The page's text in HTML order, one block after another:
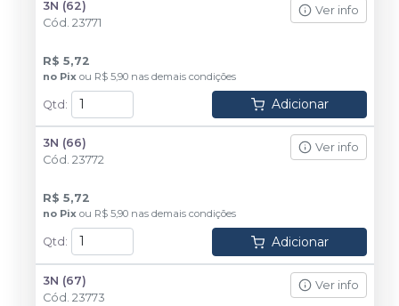
3N (62)
Cód. 23771
Ver info
R$ 5,72
no Pix ou R$ 5,90 nas demais condições
Qtd: Adicionar
3N (66)
Cód. 23772
Ver info
R$ 5,72
no Pix ou R$ 5,90 nas demais condições
Qtd : Adicionar
3N (67)
Cód. 23773
Ver info